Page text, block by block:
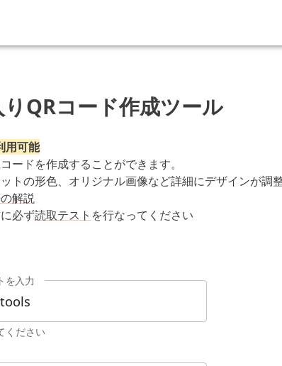
QRコード作成ツール
用可能
ードを作成することができます。
トの形色、オリジナル画像など詳細にデザインが調
解説
必ず読取テスト を行なってください
を入力
ください